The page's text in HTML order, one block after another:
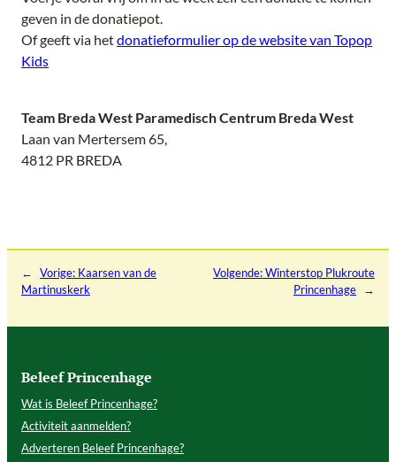
geven in de donatiepot.
Of geeft via hetdonatieformulier op de website van Topop
Kids
Team Breda West Paramedisch Centrum Breda West
Laan van Mertersem 65,
4812 PR BREDA
← Vorige: Kaarsen van de
Martinuskerk
Volgende:Winterstop Plukroute
Princenhage
→
Beleef Princenhage
Wat is Beleef Princenhage?
Activiteit aanmelden?
Adverteren Beleef Princenhage?